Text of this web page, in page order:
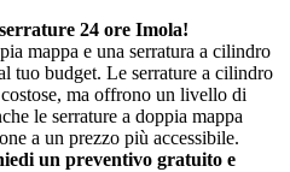
24 ore Imola!
mappa e una serratura a cilindro
tuo budget. Le serrature a cilindro
ma offrono un livello di
le serrature a doppia mappa
a un prezzo più accessibile.
un preventivo gratuito e